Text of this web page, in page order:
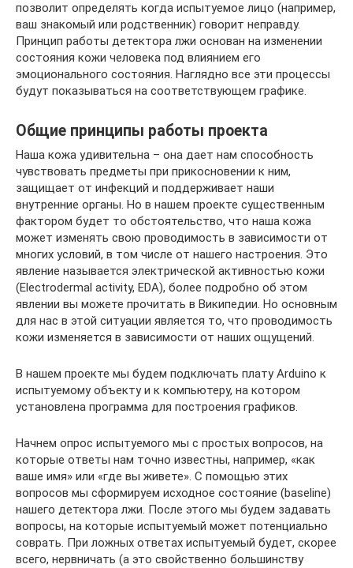
позволит определять когда испытуемое лицо (например,
ваш знакомый или родственник) говорит неправду.
Принцип работы детектора лжи основан на изменении
состояния кожи человека под влиянием его
эмоционального состояния. Наглядно все эти процессы
будут показываться на соответствующем графике.
Общие принципы работы проекта
Наша кожа удивительна – она дает нам способность
чувствовать предметы при прикосновении к ним,
защищает от инфекций и поддерживает наши
внутренние органы. Но в нашем проекте существенным
фактором будет то обстоятельство, что наша кожа
может изменять свою проводимость в зависимости от
многих условий, в том числе от нашего настроения. Это
явление называется электрической активностью кожи
(Electrodermal activity, EDA), более подробно об этом
явлении вы можете прочитать в Википедии. Но основным
для нас в этой ситуации является то, что проводимость
кожи изменяется в зависимости от наших ощущений.
В нашем проекте мы будем подключать плату Arduino к
испытуемому объекту и к компьютеру, на котором
установлена программа для построения графиков.
Начнем опрос испытуемого мы с простых вопросов, на
которые ответы нам точно известны, например, «как
ваше имя» или «где вы живете». С помощью этих
вопросов мы сформируем исходное состояние (baseline)
нашего детектора лжи. После этого мы будем задавать
вопросы, на которые испытуемый может потенциально
соврать. При ложных ответах испытуемый будет, скорее
всего, нервничать (а это свойственно большинству